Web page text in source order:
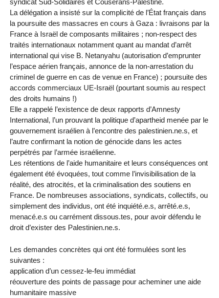
syndicat Sud-Solidaires et Couserans-Palestine.
La délégation a insisté sur la complicité de l’État français dans
la poursuite des massacres en cours à Gaza : livraisons par la
France à Israël de composants militaires ; non-respect des
traités internationaux notamment quant au mandat d’arrêt
international qui vise B. Netanyahu (autorisation d’emprunter
l’espace aérien français, annonce de la non-arrestation du
criminel de guerre en cas de venue en France) ; poursuite des
accords commerciaux UE-Israël (pourtant soumis au respect
des droits humains !)
Elle a rappelé l’existence de deux rapports d’Amnesty
International, l’un prouvant la politique d’apartheid menée par le
gouvernement israélien à l’encontre des palestinien.ne.s, et
l’autre confirmant la notion de génocide dans les actes
perpétrés par l’armée israélienne.
Les rétentions de l’aide humanitaire et leurs conséquences ont
également été évoquées, tout comme l’invisibilisation de la
réalité, des atrocités, et la criminalisation des soutiens en
France. De nombreuses associations, syndicats, collectifs, ou
simplement des individus, ont été inquiété.e.s, arrêté.e.s,
menacé.e.s ou carrément dissous.tes, pour avoir défendu le
droit d’exister des Palestinien.ne.s.
Les demandes concrètes qui ont été formulées sont les
suivantes :
application d’un cessez-le-feu immédiat
réouverture des points de passage pour acheminer une aide
humanitaire massive